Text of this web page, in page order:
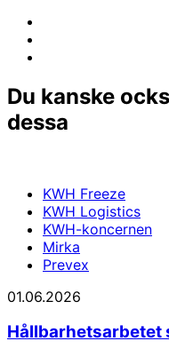
email
Du kanske
dessa
KWH Freeze
KWH Logistics
KWH-koncernen
Mirka
Prevex
01.06.2026
Hållbarhetsarbetet